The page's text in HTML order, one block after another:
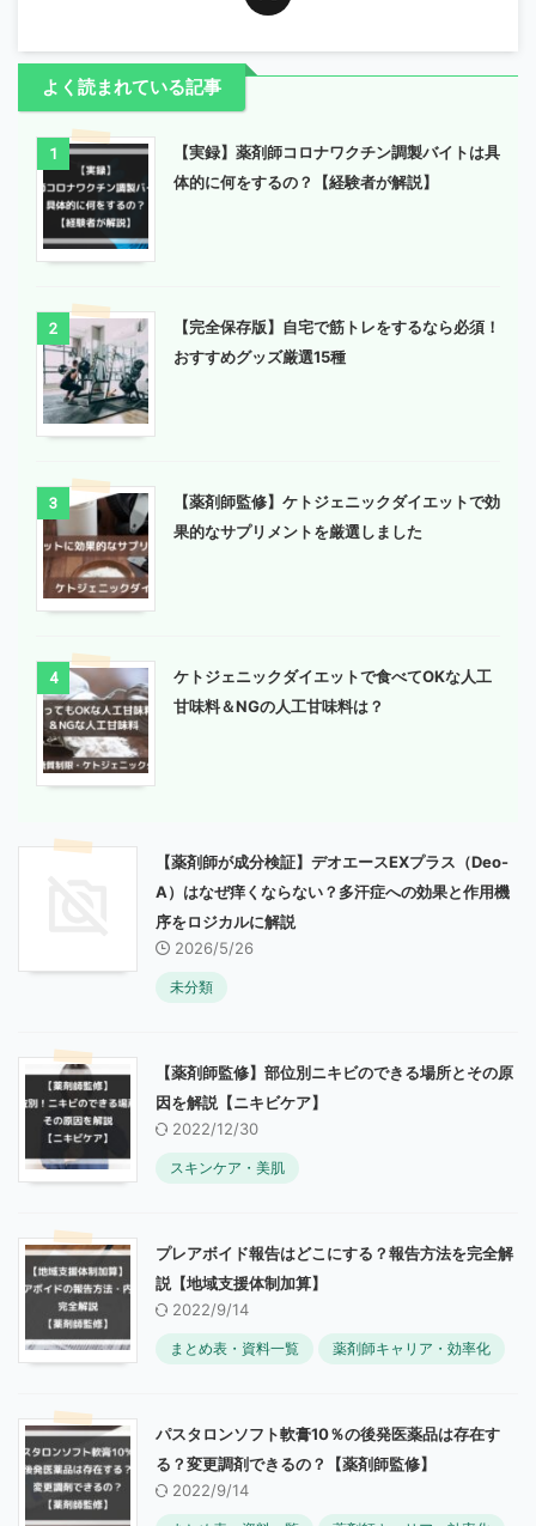
よく読まれている記事
1
【実録】薬剤師コロナワクチン調製バイトは具
体的に何をするの？【経験者が解説】
2
【完全保存版】自宅で筋トレをするなら必須！
おすすめグッズ厳選15種
3
【薬剤師監修】ケトジェニックダイエットで効
果的なサプリメントを厳選しました
4
ケトジェニックダイエットで食べてOKな人工
甘味料＆NGの人工甘味料は？
【薬剤師が成分検証】デオエースEXプラス（Deo-
A）はなぜ痒くならない？多汗症への効果と作用機
序をロジカルに解説
2026/5/26
未分類
【薬剤師監修】部位別ニキビのできる場所とその原
因を解説【ニキビケア】
2022/12/30
スキンケア・美肌
プレアボイド報告はどこにする？報告方法を完全解
説【地域支援体制加算】
2022/9/14
まとめ表・資料一覧 薬剤師キャリア・効率化
パスタロンソフト軟膏10％の後発医薬品は存在す
る？変更調剤できるの？【薬剤師監修】
2022/9/14